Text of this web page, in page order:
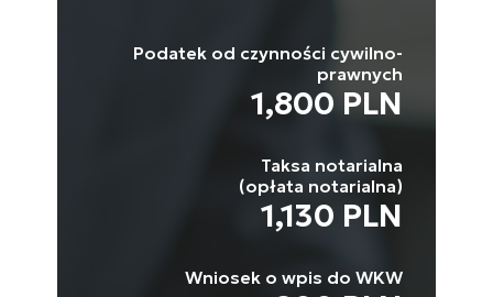
Podatek od czynności cywilno-
prawnych
1,800 PLN
Taksa notarialna
(opłata notarialna)
1,130 PLN
Wniosek o wpis do WKW